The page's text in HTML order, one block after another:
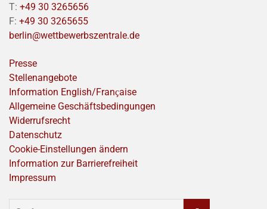
T: +49 30 3265656
F: +49 30 3265655
berlin@wettbewerbszentrale.de
Presse
Stellenangebote
Information English/Franҫaise
Allgemeine Geschäftsbedingungen
Widerrufsrecht
Datenschutz
Cookie-Einstellungen ändern
Information zur Barrierefreiheit
Impressum